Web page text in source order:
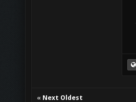
« Next Oldest